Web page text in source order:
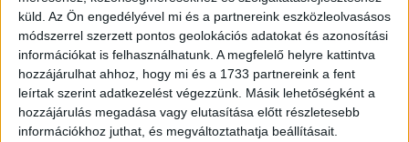
küld. Az Ön engedélyével mi és a partnereink eszközleolvasásos
módszerrel szerzett pontos geolokációs adatokat és azonosítási
információkat is felhasználhatunk. A megfelelő helyre kattintva
hozzájárulhat ahhoz, hogy mi és a 1733 partnereink a fent
leírtak szerint adatkezelést végezzünk. Másik lehetőségként a
hozzájárulás megadása vagy elutasítása előtt részletesebb
információkhoz juthat, és megváltoztathatja beállításait.